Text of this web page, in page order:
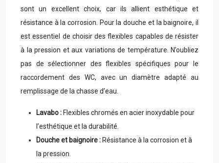
sont un excellent choix, car ils allient esthétique et
résistance à la corrosion. Pour la douche et la baignoire, il
est essentiel de choisir des flexibles capables de résister
à la pression et aux variations de température. N’oubliez
pas de sélectionner des flexibles spécifiques pour le
raccordement des WC, avec un diamètre adapté au
remplissage de la chasse d’eau.
Lavabo : Flexibles chromés en acier inoxydable pour
l’esthétique et la durabilité.
Douche et baignoire : Résistance à la corrosion et à
la pression.